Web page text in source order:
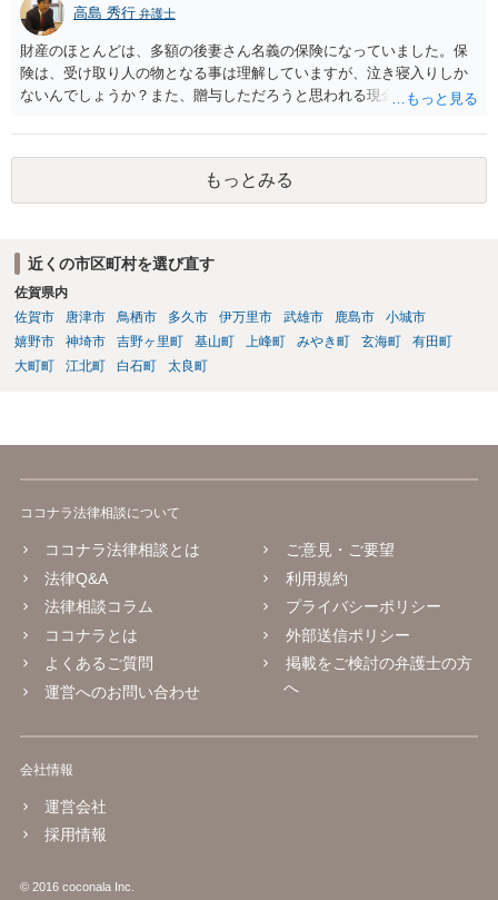
としても、関わりを拒否している親族にあえて連絡をしてくる可能性
は低いと考えられます。 以上、ご参考になさってください。
高島 秀行 弁護士
財産のほとんどは、多額の後妻さん名義の保険になっていました。保
険は、受け取り人の物となる事は理解していますが、泣き寝入りしか
ないんでしょうか？また、贈与しただろうと思われる現金の引き出し
うか？ 保険は原則として受取人のものですが、遺産全体での保険金
の割合が高い場合、掛け金が一括払いで、保険金が掛け金の額と同様
の額の場合などは特別受益として遺留分の対象となる可能性がありま
す。 多額の現金の引き出しは、相手に渡ったかどうか、そのとき父
もっとみる
近くの市区町村を選び直す
佐賀県内
佐賀市
唐津市 鳥栖市 多久市 伊万里市 武雄市 鹿島市
小城市
嬉野市
神埼市 吉野ヶ里町 基山町 上峰町 みやき町 玄海町
有田町
大町町
江北町 白石町 太良町
ココナラ法律相談について
ココナラ法律相談とは
法律Q&A
法律相談コラム
ココナラとは
よくあるご質問
運営へのお問い合わせ
ご意見・ご要望
利用規約
プライバシーポリシー
外部送信ポリシー
掲載をご検討の弁護士の方
へ
会社情報
運営会社
採用情報
© 2016 coconala Inc.